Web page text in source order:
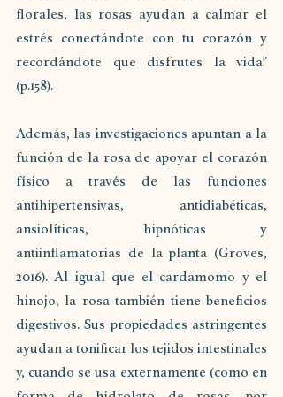
florales, las rosas ayudan a calmar el
estrés conectándote con tu corazón y
recordándote que disfrutes la vida”
(p.158).
Además, las investigaciones apuntan a la
función de la rosa de apoyar el corazón
físico a través de las funciones
antihipertensivas, antidiabéticas,
ansiolíticas, hipnóticas y
antiinflamatorias de la planta (Groves,
2016). Al igual que el cardamomo y el
hinojo, la rosa también tiene beneficios
digestivos. Sus propiedades astringentes
ayudan a tonificar los tejidos intestinales
y, cuando se usa externamente (como en